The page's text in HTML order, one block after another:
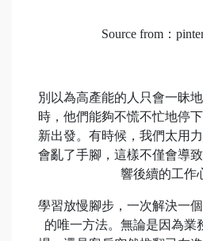
Source from：
別以為高產能的人只會一昧
時，他們能夠不慌不忙地停
新出發。有時候，我們太用
會亂了手腳，這樣不僅會導
響後續的工作
學習放慢腳步，一次解決一
的唯一方法。無論是因為業